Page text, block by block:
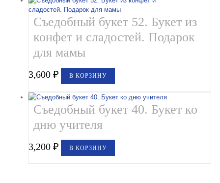
Съедобный букет 52. Букет из
конфет и сладостей. Подарок
для мамы
3,600₽ В КОРЗИНУ
Съедобный букет 40. Букет ко
дню учителя
3,200₽ В КОРЗИНУ